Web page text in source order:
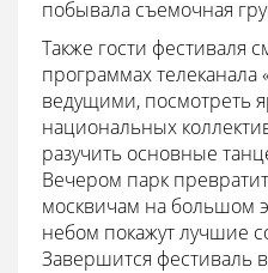
побывала съемочная
Также гости фестиваля
программах телеканала
ведущими, посмотреть
национальных
разучить основные
Вечером парк
москвичам на большом
небом покажут лучшие
Завершится фестиваль